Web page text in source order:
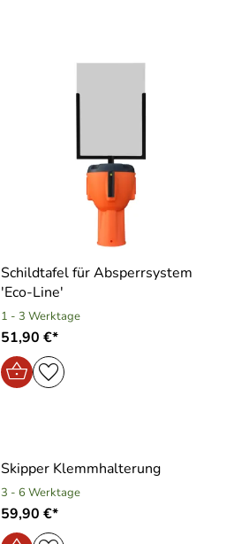
Schildtafel für Absperrsystem
′Eco-Line′
1 - 3 Werktage
51,90 €*
Skipper Klemmhalterung
3 - 6 Werktage
59,90 €*